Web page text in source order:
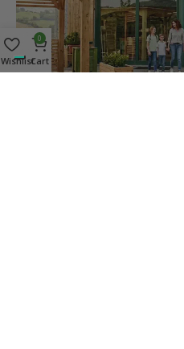
Wishlist
0
Cart